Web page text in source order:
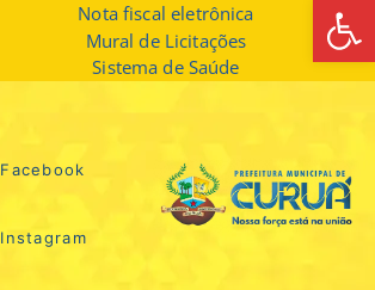
Nota fiscal eletrônica
Mural de Licitações
Sistema de Saúde
Facebook
Instagram